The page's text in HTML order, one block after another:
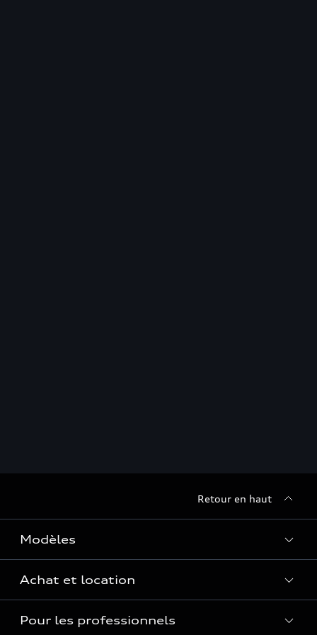
Retour en haut
Modèles
Voir les modèles
Achat et location
Réservation et option d'achat
Pour les professionnels